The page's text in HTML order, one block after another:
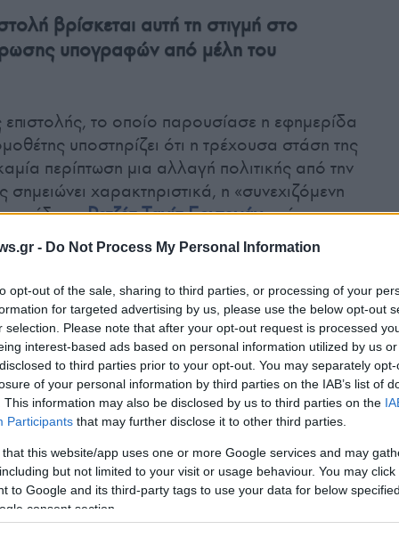
- Do Not Process My Personal Information
opt-out of the sale, sharing to third parties, or processing of your
for targeted advertising by us, please use the below opt-out
selection. Please note that after your opt-out request is processed
interest-based ads based on personal information utilized by us
to third parties prior to your opt-out. You may separately
of your personal information by third parties on the IAB’s list of
This information may also be disclosed by us to third parties on the
Participants that may further disclose it to other third parties.
that this website/app uses one or more Google services and may
but not limited to your visit or usage behaviour. You may
to Google and its third-party tags to use your data for below
consent section.
βρίσκεται αυτή τη στιγμή στο
υπογραφών από μέλη του
το οποίο παρουσίασε η εφημερίδα
υποστηρίζει ότι η τρέχουσα στάση της
περίπτωση μια αλλαγή πολιτικής από την
χαρακτηριστικά, η «συνεχιζόμενη
προέδρουΡετζέπ Ταγίπ Ερντογάναπέναντι σε
συνδυασμό με τις αμυντικές συνεργασίες
Ουάσιγκτον, καθιστούν μια τέτοια αμυντική
εθνικό συμφέρον.
πρόεδροΤραμπότι η δική του πρώτη
την απόφαση να απομακρύνει τηνΤουρκία
τωνF-35, ως απάντηση για την απόκτηση του
S-400. Παράλληλα, επικαλείται το
από το Κογκρέσο στον αμυντικό
απαγορεύει ρητά τη μεταφορά των
διατηρεί στην κατοχή της το ρωσικό